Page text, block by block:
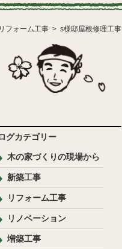
フォーム工事 s様邸屋根修理工事
グカテゴリー
木の家づくりの現場から
新築工事
和風住宅
リフォーム工事
リノベーション
増築工事